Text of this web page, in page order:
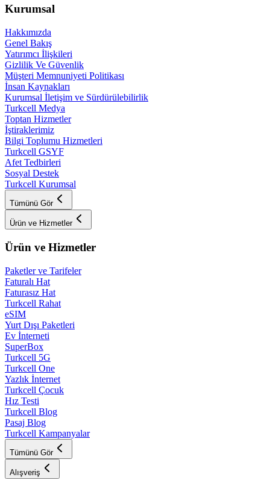
Kurumsal
Hakkımızda
Genel Bakış
Yatırımcı İlişkileri
Gizlilik Ve Güvenlik
Müşteri Memnuniyeti Politikası
İnsan Kaynakları
Kurumsal İletişim ve Sürdürülebilirlik
Turkcell Medya
Toptan Hizmetler
İştiraklerimiz
Bilgi Toplumu Hizmetleri
Turkcell GSYF
Afet Tedbirleri
Sosyal Destek
Turkcell Kurumsal
Tümünü Gör
Ürün ve Hizmetler
Ürün ve Hizmetler
Paketler ve Tarifeler
Faturalı Hat
Faturasız Hat
Turkcell Rahat
eSIM
Yurt Dışı Paketleri
Ev İnterneti
SuperBox
Turkcell 5G
Turkcell One
Yazlık İnternet
Turkcell Çocuk
Hız Testi
Turkcell Blog
Pasaj Blog
Turkcell Kampanyalar
Tümünü Gör
Alışveriş